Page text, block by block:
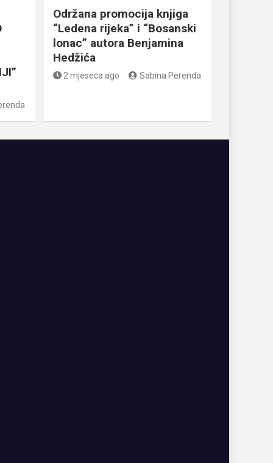
Održana promocija knjiga
“Ledena rijeka” i “Bosanski
lonac” autora Benjamina
Hedžića
2 mjeseca ago Sabina Perenda